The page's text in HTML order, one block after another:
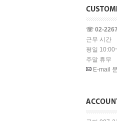
☏ 02-
근무 시간
평일
주말 휴무
E-mail